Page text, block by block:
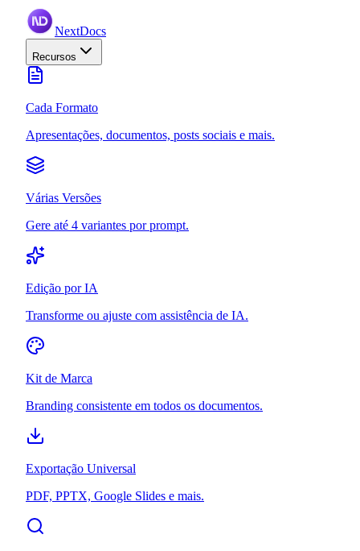
NextDocs
Recursos
Cada Formato
Apresentações, documentos, posts sociais e mais.
Várias Versões
Gere até 4 variantes por prompt.
Edição por IA
Transforme ou ajuste com assistência de IA.
Kit de Marca
Branding consistente em todos os documentos.
Exportação Universal
PDF, PPTX, Google Slides e mais.